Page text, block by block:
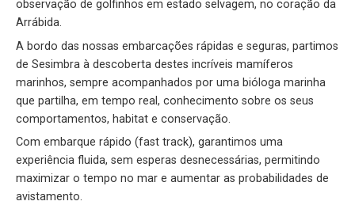
observação de golfinhos em estado selvagem, no coração da
Arrábida.
A bordo das nossas embarcações rápidas e seguras, partimos
de Sesimbra à descoberta destes incríveis mamíferos
marinhos, sempre acompanhados por uma bióloga marinha
que partilha, em tempo real, conhecimento sobre os seus
comportamentos, habitat e conservação.
Com embarque rápido (fast track), garantimos uma
experiência fluida, sem esperas desnecessárias, permitindo
maximizar o tempo no mar e aumentar as probabilidades de
avistamento.